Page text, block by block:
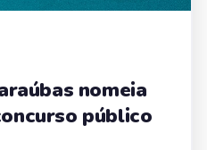
nomeia
público